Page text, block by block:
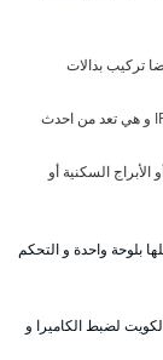
تركيب بدالات
على تمديد بدالات تعمل بنظام IP و هي تعد من احدث
السكنية أو
بلوحة واحدة و التحكم
لضبط الكاميرا و